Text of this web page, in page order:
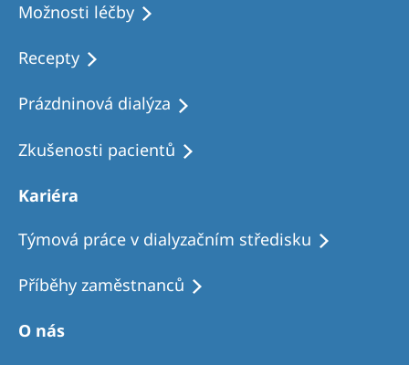
Možnosti léčby
Recepty
Prázdninová dialýza
Zkušenosti pacientů
Kariéra
Týmová práce v dialyzačním středisku
Příběhy zaměstnanců
O nás